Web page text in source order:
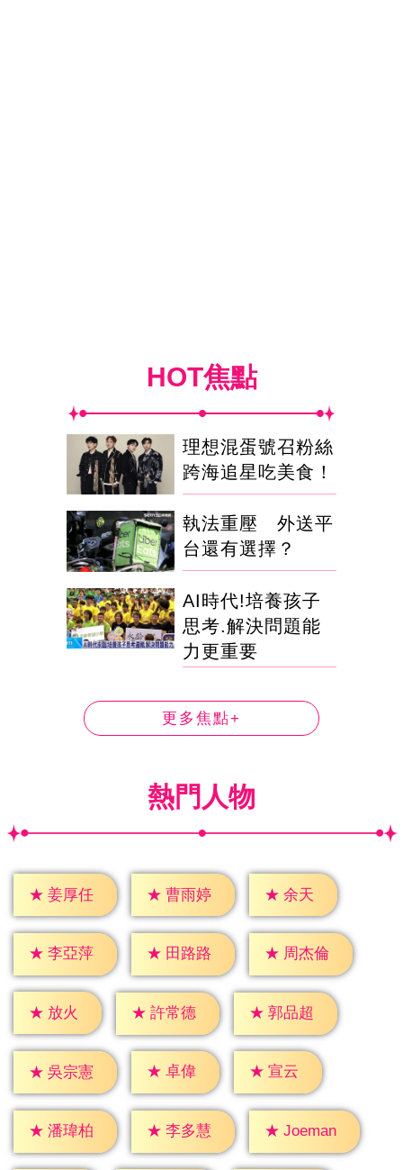
HOT焦點
理想混蛋號召粉絲
跨海追星吃美食！
執法重壓 外送平
台還有選擇？
AI時代!培養孩子
思考.解決問題能
力更重要
更多焦點+
熱門人物
★ 姜厚任 ★ 曹雨婷 ★ 余天
★ 李亞萍 ★ 田路路 ★ 周杰倫
★ 放火 ★ 許常德 ★ 郭品超
★ 吳宗憲 ★ 卓偉 ★ 宣云
★ 潘瑋柏 ★ 李多慧 ★ Joeman